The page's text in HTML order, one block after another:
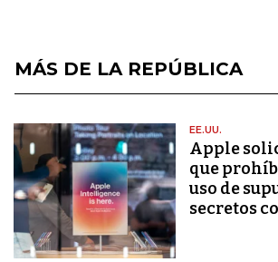
MÁS DE LA REPÚBLICA
EE.UU.
Apple
que
uso de
secretos